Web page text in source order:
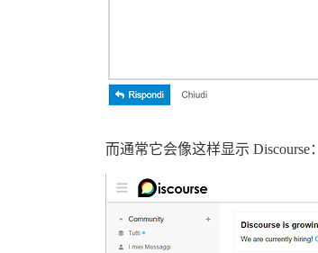
而通常它会像这样显示 Discourse：